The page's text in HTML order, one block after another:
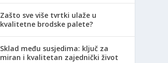
Zašto sve više tvrtki ulaže u
kvalitetne brodske palete?
Sklad među susjedima: ključ za
miran i kvalitetan zajednički život